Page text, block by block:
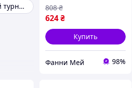
Металлический турникет
624₴
808 ₴
Купить
Фанни Мей 98%